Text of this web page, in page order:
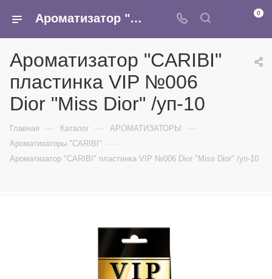
Ароматизатор "CARIBI" пластинка VIP №006 Dior "Miss Dior" /уп-10 - купить в интернет-магазине Армина 0
Ароматизатор "CARIBI"
пластинка VIP №006
Dior "Miss Dior" /уп-10
Главная — Каталог — АРОМАТИЗАТОРЫ —
Ароматизаторы "CARIBI" —
Ароматизатор "CARIBI" пластинка VIP №006 Dior "Miss Dior" /уп-10